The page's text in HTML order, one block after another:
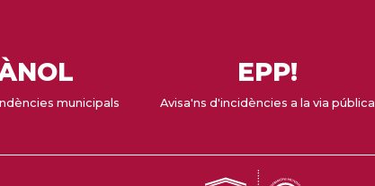
municipals
EPP!
Avisa'ns d'incidències a la via pública